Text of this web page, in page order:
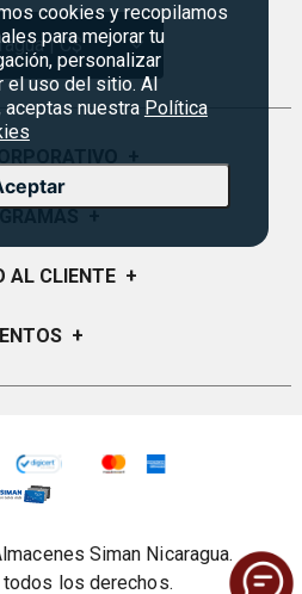
cookies y recopilamos
para mejorar tu
personalizar
el uso del sitio. Al
aceptas nuestra Política
| C$
Somos
y Misión
+
AL CLIENTE +
Frecuentes
del sitio
de Privacidad
Legales
+
del fútbol
Siman Nicaragua.
los derechos.